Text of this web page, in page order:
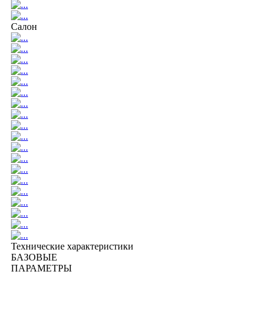
Салон
Технические характеристики
БАЗОВЫЕ
ПАРАМЕТРЫ